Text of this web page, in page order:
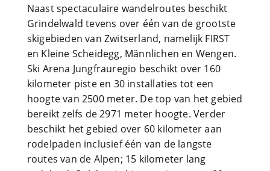
Naast spectaculaire wandelroutes beschikt
Grindelwald tevens over één van de grootste
skigebieden van Zwitserland, namelijk FIRST
en Kleine Scheidegg, Männlichen en Wengen.
Ski Arena Jungfrauregio beschikt over 160
kilometer piste en 30 installaties tot een
hoogte van 2500 meter. De top van het gebied
bereikt zelfs de 2971 meter hoogte. Verder
beschikt het gebied over 60 kilometer aan
rodelpaden inclusief één van de langste
routes van de Alpen; 15 kilometer lang